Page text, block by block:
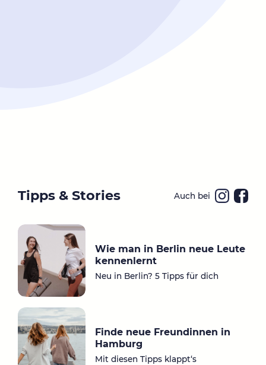
Tipps & Stories Auch bei
a
ok
Wie man in Berlin neue Leute
kennenlernt
Neu in Berlin? 5 Tipps für dich
Finde neue Freundinnen in
Hamburg
Mit diesen Tipps klappt‘s